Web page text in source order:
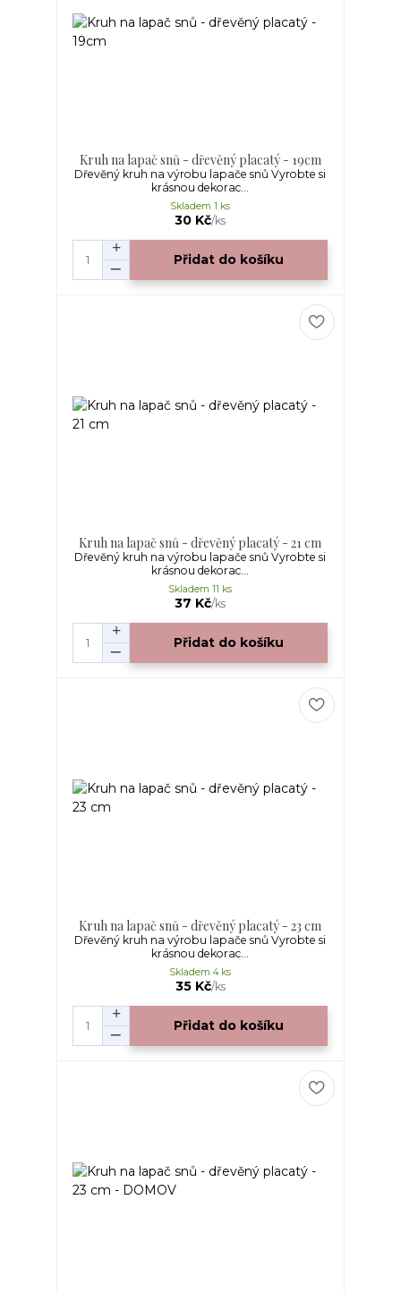
Kruh na lapač snů - dřevěný placatý - 19cm
Dřevěný kruh na výrobu lapače snů Vyrobte si
krásnou dekorac...
30 Kč/ks
Skladem 1 ks
Přidat do košíku
Kruh na lapač snů - dřevěný placatý - 21 cm
Dřevěný kruh na výrobu lapače snů Vyrobte si
krásnou dekorac...
37 Kč/ks
Skladem 11 ks
Přidat do košíku
Kruh na lapač snů - dřevěný placatý - 23 cm
Dřevěný kruh na výrobu lapače snů Vyrobte si
krásnou dekorac...
35 Kč/ks
Skladem 4 ks
Přidat do košíku